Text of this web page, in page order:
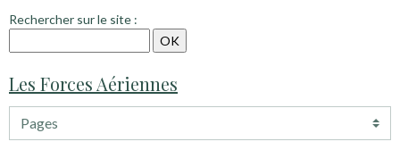
Rechercher sur le site :
Les Forces Aériennes